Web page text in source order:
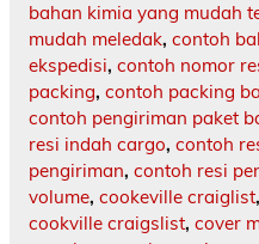
bahan kimia yang mudah
mudah meledak, contoh
ekspedisi, contoh nomor
packing, contoh packing
contoh pengiriman paket
resi indah cargo, contoh
pengiriman, contoh resi
volume, cookeville craiglist,
cookville craigslist, cover